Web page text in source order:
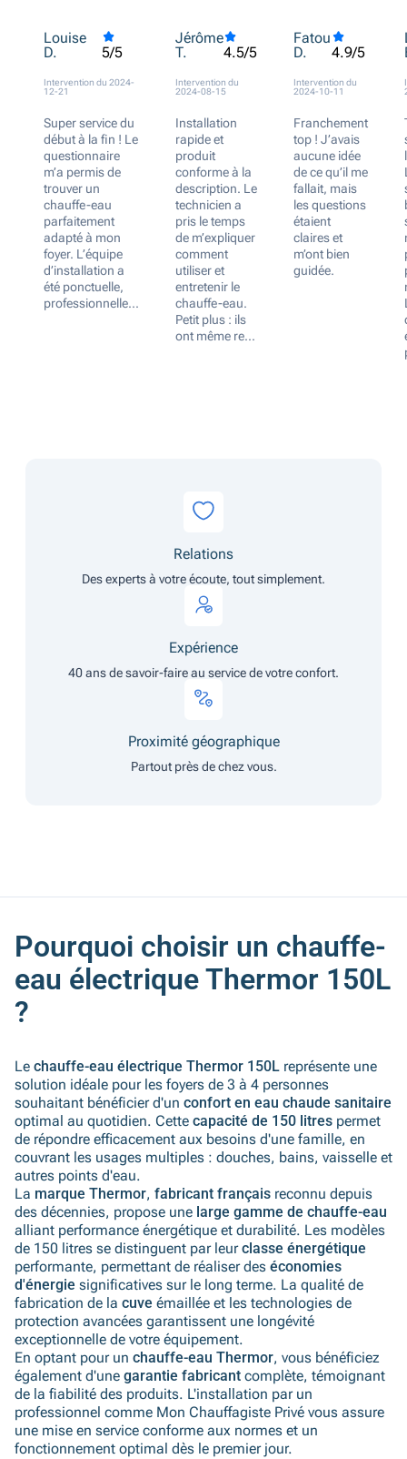
Louise
D.
5/5
Intervention du 2024-
12-21
Super service du
début à la fin ! Le
questionnaire
m’a permis de
trouver un
chauffe-eau
parfaitement
adapté à mon
foyer. L’équipe
d’installation a
été ponctuelle,
professionnelle...
Jérôme
T.
4.5/5
Intervention du
2024-08-15
Installation
rapide et
produit
conforme à la
description. Le
technicien a
pris le temps
de m’expliquer
comment
utiliser et
entretenir le
chauffe-eau.
Petit plus : ils
ont même re...
Fatou
D.
4.9/5
Intervention du
2024-10-11
Franchement
top ! J’avais
aucune idée
de ce qu’il me
fallait, mais
les questions
étaient
claires et
m’ont bien
guidée.
Relations
Des experts à votre écoute, tout simplement.
Expérience
40 ans de savoir-faire au service de votre confort.
Proximité géographique
Partout près de chez vous.
Pourquoi choisir un chauffe-
eau électrique Thermor 150L
?
Le chauffe-eau électrique Thermor 150L représente une
solution idéale pour les foyers de 3 à 4 personnes
souhaitant bénéficier d'un confort en eau chaude sanitaire
optimal au quotidien. Cette capacité de 150 litres permet
de répondre efficacement aux besoins d'une famille, en
couvrant les usages multiples : douches, bains, vaisselle et
autres points d'eau.
La marque Thermor, fabricant français reconnu depuis
des décennies, propose une large gamme de chauffe-eau
alliant performance énergétique et durabilité. Les modèles
de 150 litres se distinguent par leurclasse énergétique
performante, permettant de réaliser des économies
d'énergie significatives sur le long terme. La qualité de
fabrication de la cuve émaillée et les technologies de
protection avancées garantissent une longévité
exceptionnelle de votre équipement.
En optant pour un chauffe-eau Thermor, vous bénéficiez
également d'une garantie fabricant complète, témoignant
de la fiabilité des produits. L'installation par un
professionnel comme Mon Chauffagiste Privé vous assure
une mise en service conforme aux normes et un
fonctionnement optimal dès le premier jour.